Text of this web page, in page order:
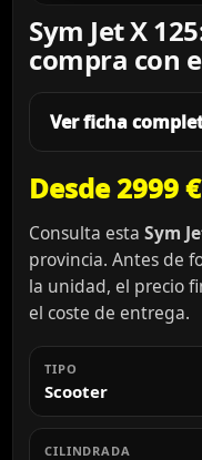
Sym Jet X
compra con
Ver ficha
Desde 2999 €
Consulta esta Sym
provincia. Antes de
la unidad, el precio
el coste de entrega.
TIPO
Scooter
CILINDRADA